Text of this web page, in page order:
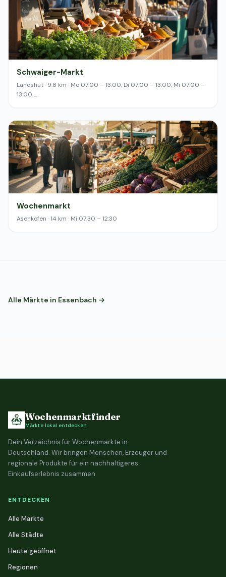
Schwaiger-Markt
Landshut · 9.8 km · Mo 07:00 – 13:00, Di 07:00 – 13:00, Mi 07:00 –
13:00 …
Wochenmarkt
Asenkofen · 14 km · Mi 07:30 – 12:30
Alle Märkte in Essenbach →
Wochenmarktfinder
Märkte lokal entdecken
Dein Verzeichnis für Wochenmärkte in
Deutschland. Wir bringen Menschen, Erzeuger und
regionale Produkte für ein nachhaltigeres
Einkaufserlebnis zusammen.
ENTDECKEN
Alle Märkte
Alle Städte
Heute geöffnet
Regionen